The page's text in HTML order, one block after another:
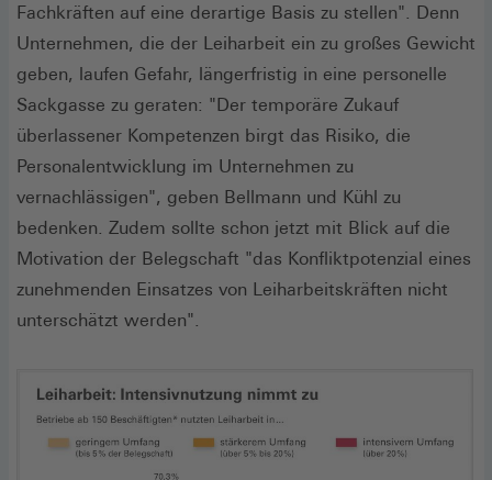
Fachkräften auf eine derartige Basis zu stellen". Denn
Unternehmen, die der Leiharbeit ein zu großes Gewicht
geben, laufen Gefahr, längerfristig in eine personelle
Sackgasse zu geraten: "Der temporäre Zukauf
überlassener Kompetenzen birgt das Risiko, die
Personalentwicklung im Unternehmen zu
vernachlässigen", geben Bellmann und Kühl zu
bedenken. Zudem sollte schon jetzt mit Blick auf die
Motivation der Belegschaft "das Konfliktpotenzial eines
zunehmenden Einsatzes von Leiharbeitskräften nicht
unterschätzt werden".